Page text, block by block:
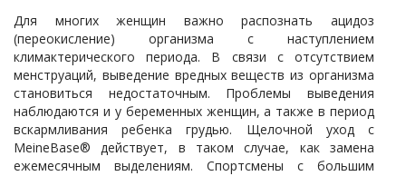
Для многих женщин важно распознать ацидоз
(переокисление) организма с наступлением
климактерического периода. В связи с отсутствием
менструаций, выведение вредных веществ из организма
становиться недостаточным. Проблемы выведения
наблюдаются и у беременных женщин, а также в период
вскармливания ребенка грудью. Щелочной уход с
MeineBase® действует, в таком случае, как замена
ежемесячным выделениям. Спортсмены с большим